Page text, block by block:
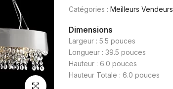
Cliquez pour agrandir
Catégories : Meilleurs Vendeurs
Dimensions
Largeur : 5.5 pouces
Longueur : 39.5 pouces
Hauteur : 6.0 pouces
Hauteur Totale : 6.0 pouces